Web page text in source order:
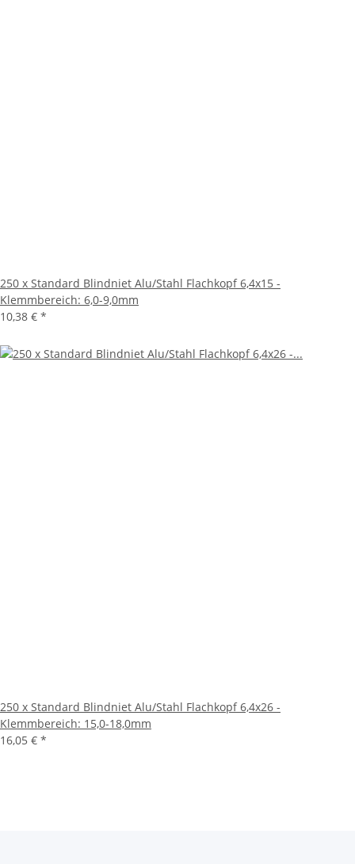
250 x Standard Blindniet Alu/Stahl Flachkopf 6,4x15 -
Klemmbereich: 6,0-9,0mm
10,38 € *
250 x Standard Blindniet Alu/Stahl Flachkopf 6,4x26 -
Klemmbereich: 15,0-18,0mm
16,05 € *